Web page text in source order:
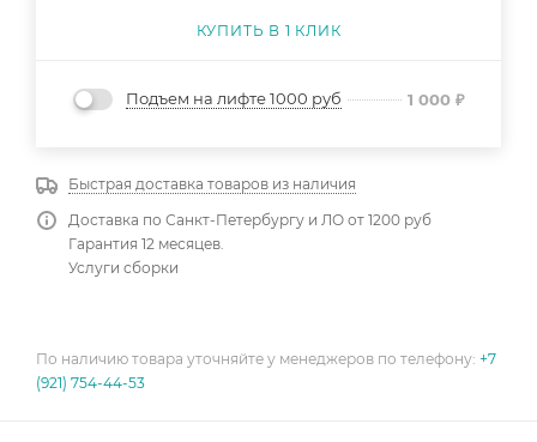
КУПИТЬ В 1 КЛИК
Подъем на лифте 1000 руб 1 000 ₽
Быстрая доставка товаров из наличия
Доставка по Санкт-Петербургу и ЛО от 1200 руб
Гарантия 12 месяцев.
Услуги сборки
По наличию товара уточняйте у менеджеров по телефону: +7
(921) 754-44-53